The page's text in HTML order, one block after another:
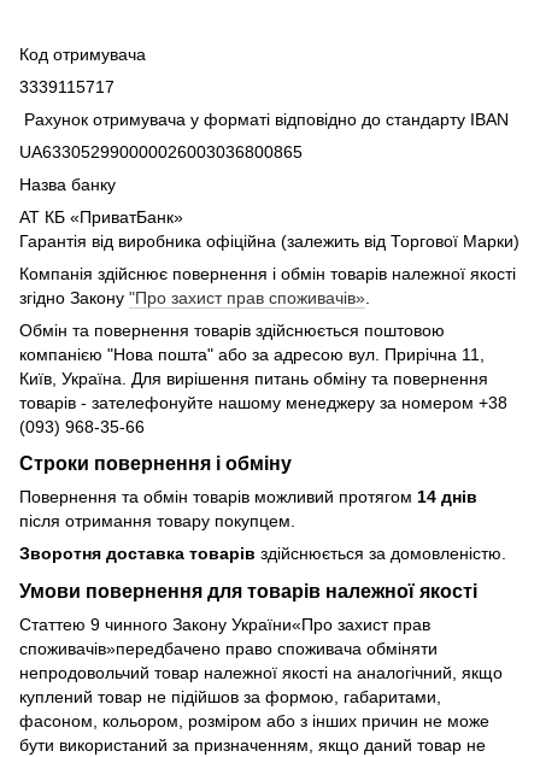
Код отримувача
3339115717
Рахунок отримувача у форматі відповідно до стандарту IBAN
UA633052990000026003036800865
Назва банку
АТ КБ «ПриватБанк»
Гарантія від виробника офіційна (залежить від Торгової Марки)
Компанія здійснює повернення і обмін товарів належної якості
згідно Закону "Про захист прав споживачів»
Обмін та повернення товарів здійснюється поштовою
компанією "Нова пошта" або за адресою вул. Прирічна 11,
Київ, Україна. Для вирішення питань обміну та повернення
товарів - зателефонуйте нашому менеджеру за номером +38
(093) 968-35-66
Строки повернення і обміну
Повернення та обмін товарів можливий протягом 14 днів
після отримання товару покупцем.
Зворотня доставка товарів здійснюється за домовленістю.
Умови повернення для товарів належної якості
Статтею 9 чинного Закону України«Про захист прав
споживачів»передбачено право споживача обміняти
непродовольчий товар належної якості на аналогічний, якщо
куплений товар не підійшов за формою, габаритами,
фасоном, кольором, розміром або з інших причин не може
бути використаний за призначенням, якщо даний товар не